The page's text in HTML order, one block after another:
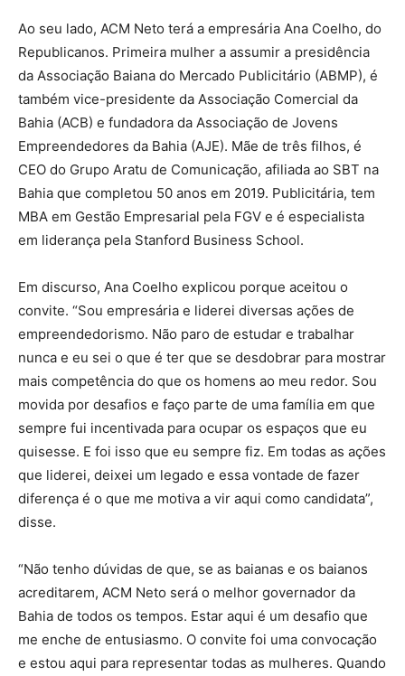
Ao seu lado, ACM Neto terá a empresária Ana Coelho, do
Republicanos. Primeira mulher a assumir a presidência
da Associação Baiana do Mercado Publicitário (ABMP), é
também vice-presidente da Associação Comercial da
Bahia (ACB) e fundadora da Associação de Jovens
Empreendedores da Bahia (AJE). Mãe de três filhos, é
CEO do Grupo Aratu de Comunicação, afiliada ao SBT na
Bahia que completou 50 anos em 2019. Publicitária, tem
MBA em Gestão Empresarial pela FGV e é especialista
em liderança pela Stanford Business School.
Em discurso, Ana Coelho explicou porque aceitou o
convite. “Sou empresária e liderei diversas ações de
empreendedorismo. Não paro de estudar e trabalhar
nunca e eu sei o que é ter que se desdobrar para mostrar
mais competência do que os homens ao meu redor. Sou
movida por desafios e faço parte de uma família em que
sempre fui incentivada para ocupar os espaços que eu
quisesse. E foi isso que eu sempre fiz. Em todas as ações
que liderei, deixei um legado e essa vontade de fazer
diferença é o que me motiva a vir aqui como candidata”,
disse.
“Não tenho dúvidas de que, se as baianas e os baianos
acreditarem, ACM Neto será o melhor governador da
Bahia de todos os tempos. Estar aqui é um desafio que
me enche de entusiasmo. O convite foi uma convocação
e estou aqui para representar todas as mulheres. Quando